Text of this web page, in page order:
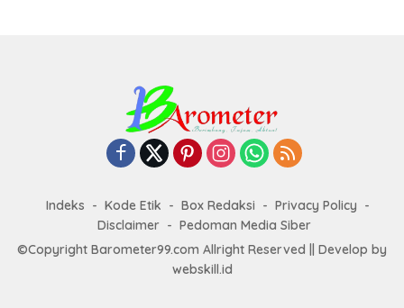
Indeks Kode Etik Box Redaksi
Privacy Policy
Disclaimer
Pedoman Media Siber
©Copyright Barometer99.com Allright Reserved || Develop by
webskill.id